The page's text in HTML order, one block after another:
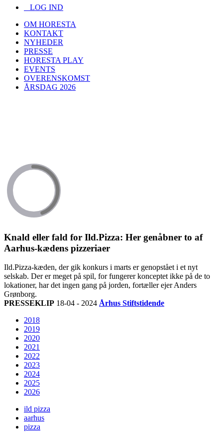
LOG IND
OM HORESTA
KONTAKT
NYHEDER
PRESSE
HORESTA PLAY
EVENTS
OVERENSKOMST
ÅRSDAG 2026
Knald eller fald for Ild.Pizza: Her genåbner to af
Aarhus-kædens pizzeriaer
Ild.Pizza-kæden, der gik konkurs i marts er genopstået i et nyt
selskab. Der er meget på spil, for fungerer konceptet ikke på de to
lokationer, har det ingen gang på jorden, fortæller ejer Anders
Grønborg.
PRESSEKLIP 18-04 - 2024 Århus Stiftstidende
2018
2019
2020
2021
2022
2023
2024
2025
2026
ild pizza
aarhus
pizza